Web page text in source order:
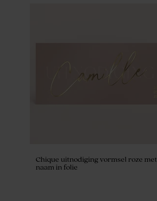
Chique uitnodiging vormsel roze met
naam in folie